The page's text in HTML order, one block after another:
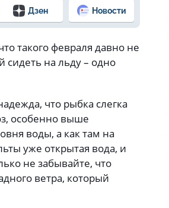
Дзен Новости
такого февраля давно не
сидеть на льду – одно
что рыбка слегка
особенно выше
воды, а как там на
уже открытая вода, и
не забывайте, что
ветра, который